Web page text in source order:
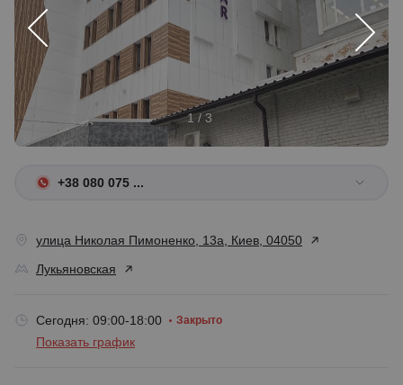
1 / 3
+38 080 075 ...
улица Николая Пимоненко, 13а, Киев, 04050
Лукьяновская
Сегодня: 09:00-18:00 Закрыто
Показать график